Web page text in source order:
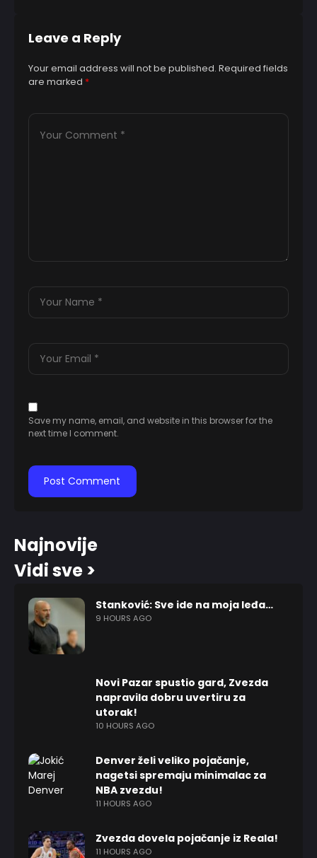
Leave a Reply
Your email address will not be published. Required fields
are marked *
Save my name, email, and website in this browser for the
next time I comment.
Najnovije
Vidi sve >
Stanković: Sve ide na moja leđa…
9 HOURS AGO
Novi Pazar spustio gard, Zvezda
napravila dobru uvertiru za
utorak!
10 HOURS AGO
Denver želi veliko pojačanje,
nagetsi spremaju minimalac za
NBA zvezdu!
11 HOURS AGO
Zvezda dovela pojačanje iz Reala!
11 HOURS AGO